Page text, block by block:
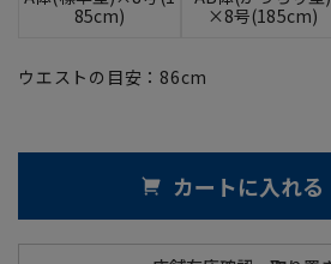
85cm)
×8号(185cm)
ウエストの目安： 86cm
カートに入れる